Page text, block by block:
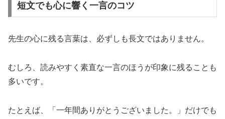
短文でも心に響く一言のコツ
先生の心に残る言葉は、必ずしも長文ではありません。
むしろ、読みやすく素直な一言のほうが印象に残ることも
多いです。
たとえば、「一年間ありがとうございました。」だけでも